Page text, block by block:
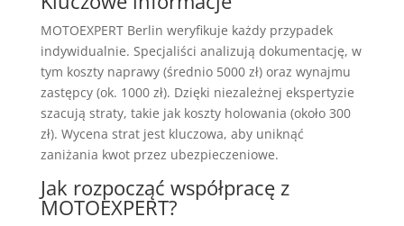
MOTOEXPERT Berlin weryfikuje każdy przypadek
indywidualnie. Specjaliści analizują dokumentację, w
tym koszty naprawy (średnio 5000 zł) oraz wynajmu
zastępcy (ok. 1000 zł). Dzięki niezależnej ekspertyzie
szacują straty, takie jak koszty holowania (około 300
zł). Wycena strat jest kluczowa, aby uniknąć
zaniżania kwot przez ubezpieczeniowe.
Jak rozpocząć współpracę z
MOTOEXPERT?